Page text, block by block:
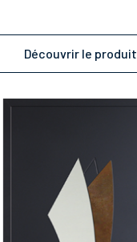
Découvrir le produit